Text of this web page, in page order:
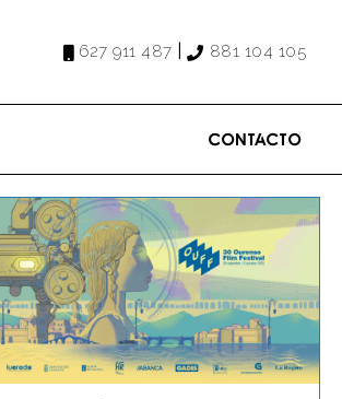
627 911 487 881 104 105
Contacto